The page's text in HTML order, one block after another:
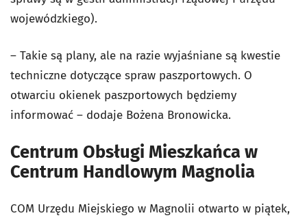
wojewódzkiego).
– Takie są plany, ale na razie wyjaśniane są kwestie
techniczne dotyczące spraw paszportowych. O
otwarciu okienek paszportowych będziemy
informować – dodaje Bożena Bronowicka.
Centrum Obsługi Mieszkańca w
Centrum Handlowym Magnolia
COM Urzędu Miejskiego w Magnolii otwarto w piątek,